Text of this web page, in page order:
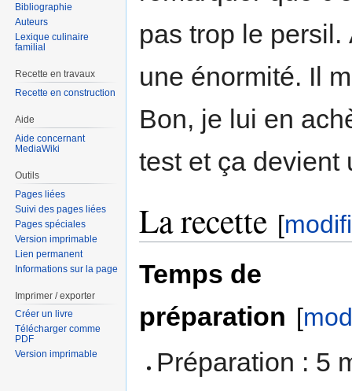
pas trop le
une énormité. Il
Bon, je lui en
test et ça devient
La recette [
Temps de
préparation [
Préparation : 5
Bibliographie
Auteurs
Lexique culinaire
familial
Recette en travaux
Recette en construction
Aide
Aide concernant
MediaWiki
Outils
Pages liées
Suivi des pages liées
Pages spéciales
Version imprimable
Lien permanent
Informations sur la page
Imprimer / exporter
Créer un livre
Télécharger comme
PDF
Version imprimable